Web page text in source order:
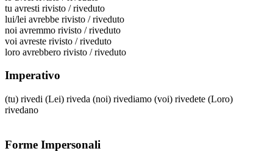
tu avresti rivisto / riveduto
lui/lei avrebbe rivisto / riveduto
noi avremmo rivisto / riveduto
voi avreste rivisto / riveduto
loro avrebbero rivisto / riveduto
Imperativo
(tu) rivedi (Lei) riveda (noi) rivediamo (voi) rivedete (Loro)
rivedano
Forme Impersonali